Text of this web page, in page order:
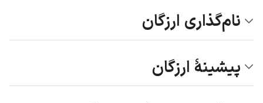
نام‌گذاری ارزگان
پیشینهٔ ارزگان